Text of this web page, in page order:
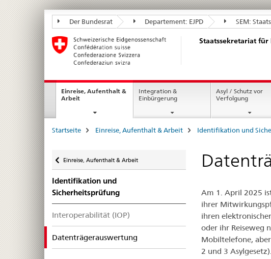
Staatssekretariat
für
Migration
SEM
Der Bundesrat Departement: EJPD SEM:
Staatssekretariat
Hauptnavigation
Einreise, Aufenthalt &
Arbeitcurrent
Integration &
Einbürgerung
Asyl / Schutz vor
Verfolgung
Seitenpfad
Startseite Einreise, Aufenthalt & Arbeit Identifikation und
Einreise, Aufenthalt & Arbeit
Identifikation und
Sicherheitsprüfung
Interoperabilität (IOP)
Datenträgerauswertung
Am 1. April 2025
ihrer
ihren
oder ihr Reiseweg
Mobiltelefone,
2 und 3 Asylgesetz).